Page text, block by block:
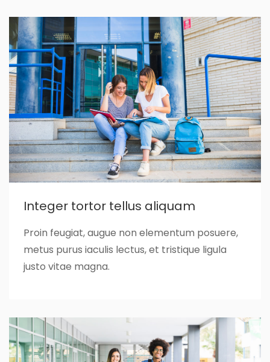
Integer tortor tellus aliquam
Proin feugiat, augue non elementum posuere,
metus purus iaculis lectus, et tristique ligula
justo vitae magna.